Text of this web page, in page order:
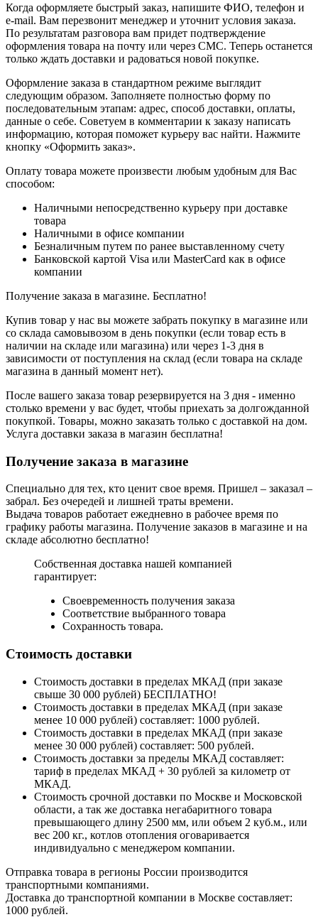
Когда оформляете быстрый заказ, напишите ФИО, телефон и
e-mail. Вам перезвонит менеджер и уточнит условия заказа.
По результатам разговора вам придет подтверждение
оформления товара на почту или через СМС. Теперь останется
только ждать доставки и радоваться новой покупке.
Оформление заказа в стандартном режиме выглядит
следующим образом. Заполняете полностью форму по
последовательным этапам: адрес, способ доставки, оплаты,
данные о себе. Советуем в комментарии к заказу написать
информацию, которая поможет курьеру вас найти. Нажмите
кнопку «Оформить заказ».
Оплату товара можете произвести любым удобным для Вас
способом:
Наличными непосредственно курьеру при доставке
товара
Наличными в офисе компании
Безналичным путем по ранее выставленному счету
Банковской картой Visa или MasterCard как в офисе
компании
Получение заказа в магазине. Бесплатно!
Купив товар у нас вы можете забрать покупку в магазине или
со склада самовывозом в день покупки (если товар есть в
наличии на складе или магазина) или через 1-3 дня в
зависимости от поступления на склад (если товара на складе
магазина в данный момент нет).
После вашего заказа товар резервируется на 3 дня - именно
столько времени у вас будет, чтобы приехать за долгожданной
покупкой. Товары, можно заказать только с доставкой на дом.
Услуга доставки заказа в магазин бесплатна!
Получение заказа в магазине
Специально для тех, кто ценит свое время. Пришел – заказал –
забрал. Без очередей и лишней траты времени.
Выдача товаров работает ежедневно в рабочее время по
графику работы магазина. Получение заказов в магазине и на
складе абсолютно бесплатно!
Собственная доставка нашей компанией
гарантирует:
Своевременность получения заказа
Соответствие выбранного товара
Сохранность товара.
Стоимость доставки
Стоимость доставки в пределах МКАД (при заказе
свыше 30 000 рублей) БЕСПЛАТНО!
Стоимость доставки в пределах МКАД (при заказе
менее 10 000 рублей) составляет: 1000 рублей.
Стоимость доставки в пределах МКАД (при заказе
менее 30 000 рублей) составляет: 500 рублей.
Стоимость доставки за пределы МКАД составляет:
тариф в пределах МКАД + 30 рублей за километр от
МКАД.
Стоимость срочной доставки по Москве и Московской
области, а так же доставка негабаритного товара
превышающего длину 2500 мм, или объем 2 куб.м., или
вес 200 кг., котлов отопления оговаривается
индивидуально с менеджером компании.
Отправка товара в регионы России производится
транспортными компаниями.
Доставка до транспортной компании в Москве составляет:
1000 рублей.